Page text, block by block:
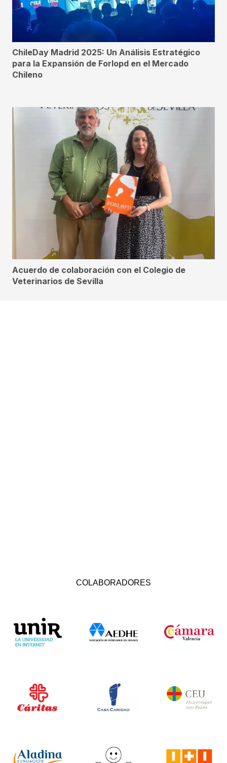
ChileDay Madrid 2025: Un Análisis Estratégico
para la Expansión de Forlopd en el Mercado
Chileno
Acuerdo de colaboración con el Colegio de
Veterinarios de Sevilla
COLABORADORES